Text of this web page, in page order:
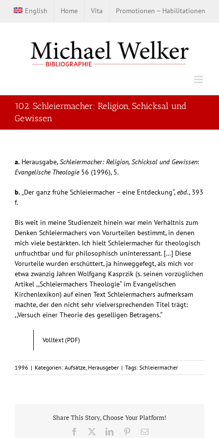
Inhalt
English Home Vita Promotionen – Habilitationen
102. Schleiermacher: Religion, Schicksal und
Gewissen
a. Herausgabe,Schleiermacher: Religion, Schicksal und Gewissen:
Evangelische Theologie56 (1996), 5.
b.„Der ganz frühe Schleiermacher – eine Entdeckung“,ebd., 393
f.
Bis weit in meine Studienzeit hinein war mein Verhältnis zum
Denken Schleiermachers von Vorurteilen bestimmt, in denen
mich viele bestärkten. Ich hielt Schleiermacher für theologisch
unfruchtbar und für philosophisch uninteressant. […] Diese
Vorurteile wurden erschüttert, ja hinweggefegt, als mich vor
etwa zwanzig Jahren Wolfgang Kasprzik (s. seinen vorzüglichen
Artikel ,,Schleiermachers Theologie“ im Evangelischen
Kirchenlexikon) auf einen Text Schleiermachers aufmerksam
machte, der den nicht sehr vielversprechenden Titel trägt:
,,Versuch einer Theorie des geselligen Betragens.“
Volltext (PDF)
1996 | Kategorien: Aufsätze, Herausgeber | Tags: Schleiermacher
Share This Story, Choose Your Platform!
Facebook LinkedInPinterest
E-